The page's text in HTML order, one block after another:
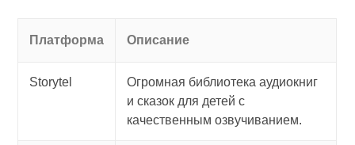
Платформа Описание
Storytel
Огромная библиотека аудиокниг
и сказок для детей с
качественным озвучиванием.